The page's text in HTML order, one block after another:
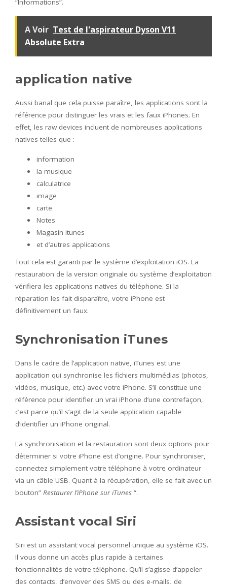
“Informations”.
A Voir Test de l'aspirateur Dyson V11
Absolute Extra
application native
Aussi banal que cela puisse paraître, les applications sont la
référence pour distinguer les vrais et les faux iPhones. En
effet, les raw devices incluent de nombreuses applications
natives telles que :
information
la musique
calculatrice
image
carte
Notes
Magasin itunes
et d’autres applications
Tout cela est garanti par le système d’exploitation iOS. La
restauration de la version originale du système d’exploitation
vérifiera les applications natives du téléphone. Si la
réparation les fait disparaître, votre iPhone est
définitivement un faux.
Synchronisation iTunes
Dans le cadre de l’application native, iTunes est une
application qui synchronise les fichiers multimédias (photos,
vidéos, musique, etc.) avec votre iPhone. S’il constitue une
référence pour identifier un vrai iPhone d’une contrefaçon,
c’est parce qu’il s’agit de la seule application capable
d’identifier un iPhone original.
La synchronisation et la restauration sont deux options pour
déterminer si votre iPhone est d’origine. Pour synchroniser,
connectez simplement votre téléphone à votre ordinateur
via un câble USB. Quant à la récupération, elle se fait avec un
bouton” Restaurer l’iPhone sur iTunes “.
Assistant vocal Siri
Siri est un assistant vocal personnel unique au système iOS.
Il vous donne un accès plus rapide à certaines
fonctionnalités de votre téléphone. Qu’il s’agisse d’appeler
des contacts, d’envoyer des SMS ou des e-mails, de